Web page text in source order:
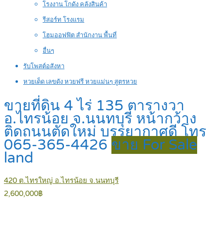
โรงงาน โกดัง คลังสินค้า
รีสอร์ท โรงแรม
โฮมออฟฟิต สำนักงาน พื้นที่
อื่นๆ
รับโพสต์อสังหา
หวยเด็ด เลขดัง หวยฟรี หวยแม่นๆ สูตรหวย
ขายที่ดิน 4 ไร่ 135 ตารางวา
อ.ไทรน้อย จ.นนทบุรี หน้ากว้าง
ติดถนนตัดใหม่ บรรยากาศดี โทร
065-365-4426 ขาย For Sale
land
420 ต.ไทรใหญ่ อ.ไทรน้อย จ.นนทบุรี
2,600,000฿